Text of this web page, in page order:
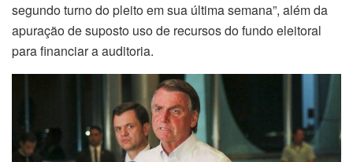
segundo turno do pleito em sua última semana”, além da
apuração de suposto uso de recursos do fundo eleitoral
para financiar a auditoria.